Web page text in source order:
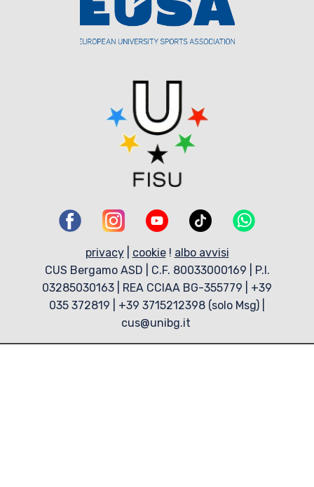
privacy| cookie! albo avvisi
CUS Bergamo ASD | C.F. 80033000169 | P.I.
03285030163 | REA CCIAA BG-355779 | +39
035 372819 | +39 3715212398 (solo Msg) |
cus@unibg.it